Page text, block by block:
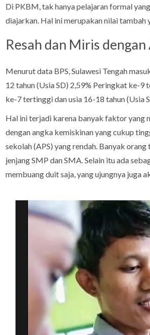
Di PKBM, tak hanya pelajaran formal
diajarkan. Hal ini merupakan nilai
Resah dan Miris
Menurut data BPS, Sulawesi Tengah
12 tahun (Usia SD) 2,59% Peringkat ke-
ke-7 tertinggi dan usia 16-18 tahun
Hal ini terjadi karena banyak faktor yang
dengan angka kemiskinan yang cukup
sekolah (APS) yang rendah. Banyak
jenjang SMP dan SMA. Selain itu ada
membuang duit saja, yang ujungnya juga